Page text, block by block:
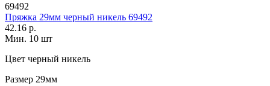
69492
Пряжка 29мм черный никель 69492
42.16 р.
Мин. 10 шт
Цвет черный никель
Размер 29мм